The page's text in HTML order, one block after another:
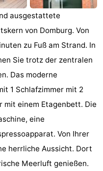
ausgestattete
von Domburg. Von
zu Fuß am Strand. In
Sie trotz der zentralen
Das moderne
1 Schlafzimmer mit 2
mit einem Etagenbett. Die
eine
Von Ihrer
herrliche Aussicht. Dort
Meerluft genießen.